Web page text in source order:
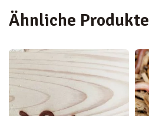
Ähnliche Produkte